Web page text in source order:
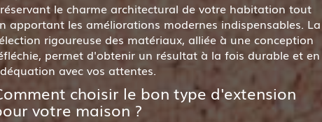
le charme architectural de votre habitation tout
apportant les améliorations modernes indispensables. La
rigoureuse des matériaux, alliée à une conception
permet d'obtenir un résultat à la fois durable et en
avec vos attentes.
choisir le bon type d'extension
votre maison ?